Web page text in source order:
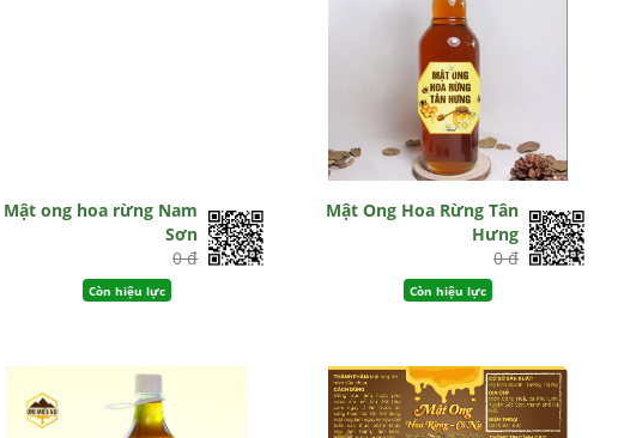
Mật ong hoa rừng Nam
Sơn
0 đ
Còn hiệu lực
Mật Ong Hoa Rừng Tân
Hưng
0 đ
Còn hiệu lực